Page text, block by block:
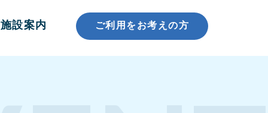
施設案内 ご利用をお考えの方